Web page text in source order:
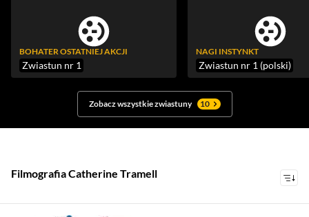
BOHATER OSTATNIEJ AKCJI
Zwiastun nr 1
NAGI INSTYNKT
Zwiastun nr 1 (polski)
Zobacz wszystkie zwiastuny 10
Filmografia Catherine Tramell